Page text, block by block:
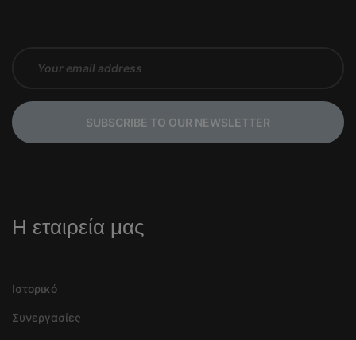
SUBSCRIBE TO OUR NEWSLETTER
Η εταιρεία μας
Ιστορικό
Συνεργασίες